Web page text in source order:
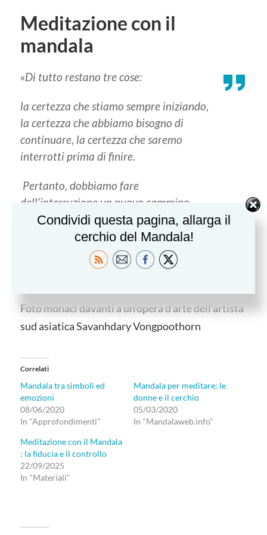
Meditazione con il
mandala
«Di tutto restano tre cose:
la certezza che stiamo sempre iniziando,
la certezza che abbiamo bisogno di
continuare, la certezza che saremo
interrotti prima di finire.
Pertanto, dobbiamo fare
dell’interruzione un nuovo cammino,
della caduta un passo di danza, della
paura una scala, del sogno un ponte, del
bisogno un incontro».
Foto monaci davanti a un’opera d’arte dell’artista
sud asiatica Savanhdary Vongpoothorn
Correlati
Mandala tra simboli ed
emozioni
08/06/2020
In "Approfondimenti"
Mandala per meditare: le
donne e il cerchio
05/03/2020
In "Mandalaweb.info"
Meditazione con il Mandala
: la fiducia e il controllo
22/09/2025
In "Materiali"
Condividi questa pagina, allarga il
cerchio del Mandala!